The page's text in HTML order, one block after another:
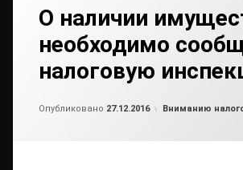
О наличии
необходимо
налоговую
Опубликовано 27.12.2016 Рубрики:
Вниманию